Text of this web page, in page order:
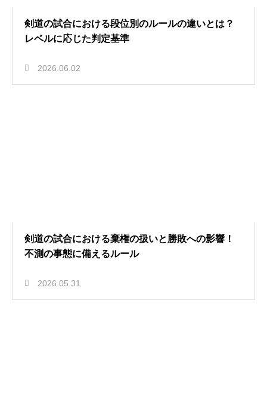
剣道の試合における段位別のルールの違いとは？
レベルに応じた判定基準
2026.06.02
剣道の試合における棄権の扱いと勝敗への影響！
不測の事態に備えるルール
2026.05.31